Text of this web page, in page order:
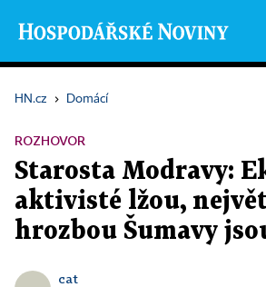
HN.cz › Domácí
ROZHOVOR
Starosta Modravy:
aktivisté lžou,
hrozbou Šumavy
cat